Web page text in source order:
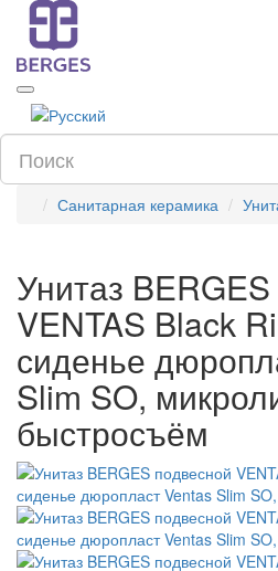
Санитарная керамика
Унитаз
VENTAS Black
сиденье
Slim SO,
быстросъём